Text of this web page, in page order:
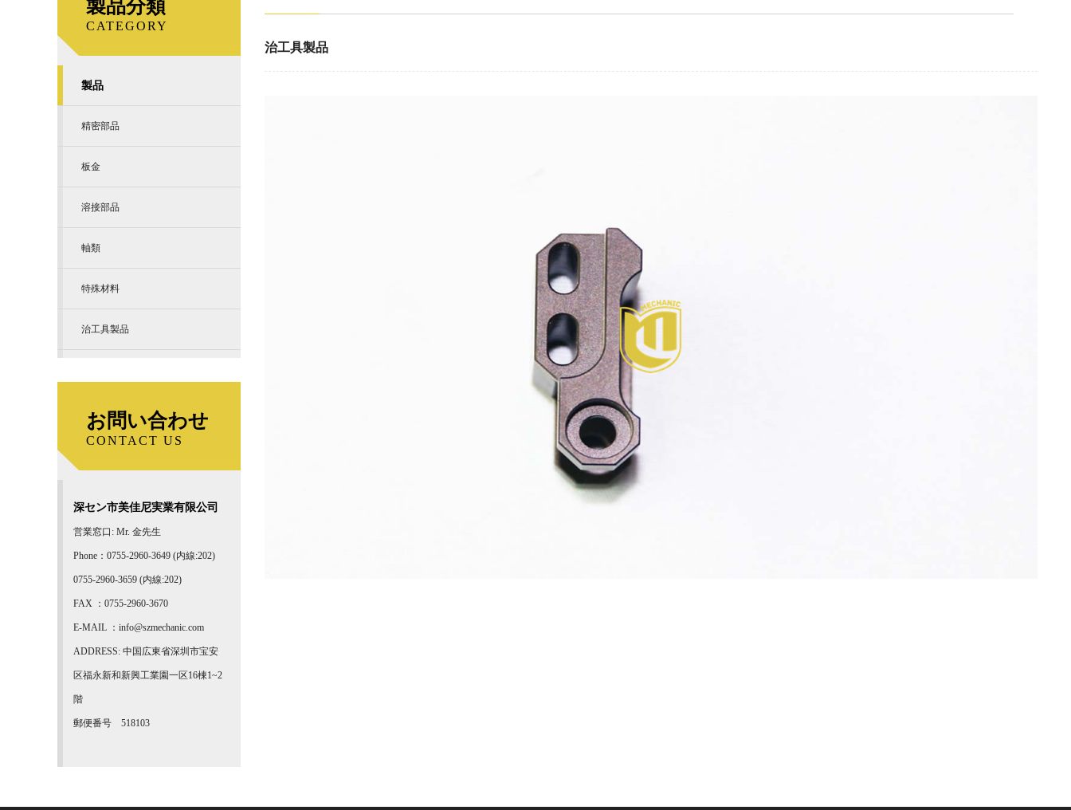
製品分類
CATEGORY
製品
精密部品
板金
溶接部品
軸類
特殊材料
治工具製品
お問い合わせ
CONTACT US
深セン市美佳尼実業有限公司
営業窓口: Mr. 金先生
Phone：0755-2960-3649 (内線:202)
0755-2960-3659 (内線:202)
FAX ：0755-2960-3670
E-MAIL ：info@szmechanic.com
ADDRESS: 中国広東省深圳市宝安
区福永新和新興工業園一区16棟1~2
階
郵便番号 518103
治工具製品